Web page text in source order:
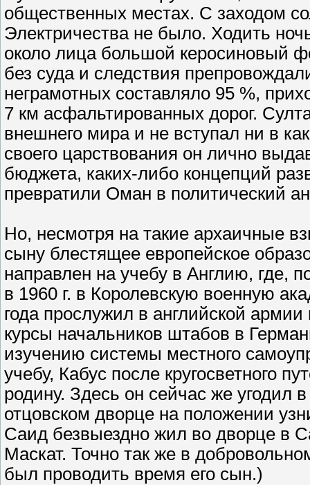
общественных местах. С заходом
Электричества не было. Ходить
около лица большой керосиновый
без суда и следствия
неграмотных составляло 95 %,
7 км асфальтированных дорог.
внешнего мира и не вступал ни в
своего царствования он лично
бюджета, каких-либо концепций
превратили Оман в политический
Но, несмотря на такие архаичные
сыну блестящее европейское
направлен на учебу в Англию, где,
в 1960 г. в Королевскую военную
года прослужил в английской
курсы начальников штабов в
изучению системы местного
учебу, Кабус после кругосветного
родину. Здесь он сейчас же угодил
отцовском дворце на положении
Саид безвыездно жил во дворце в
Маскат. Точно так же в
был проводить время его сын.)